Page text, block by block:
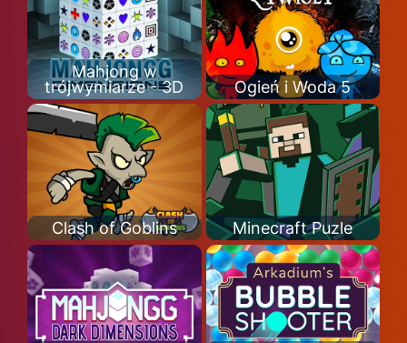
Mahjong w
trójwymiarze - 3D
Ogień i Woda 5
Clash of Goblins Minecraft Puzle